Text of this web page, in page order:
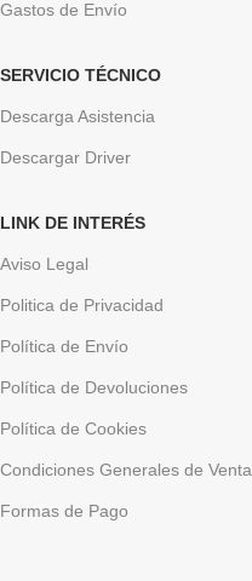
Gastos de Envío
SERVICIO TÉCNICO
Descarga Asistencia
Descargar Driver
LINK DE INTERÉS
Aviso Legal
Politica de Privacidad
Política de Envío
Política de Devoluciones
Política de Cookies
Condiciones Generales de Venta
Formas de Pago